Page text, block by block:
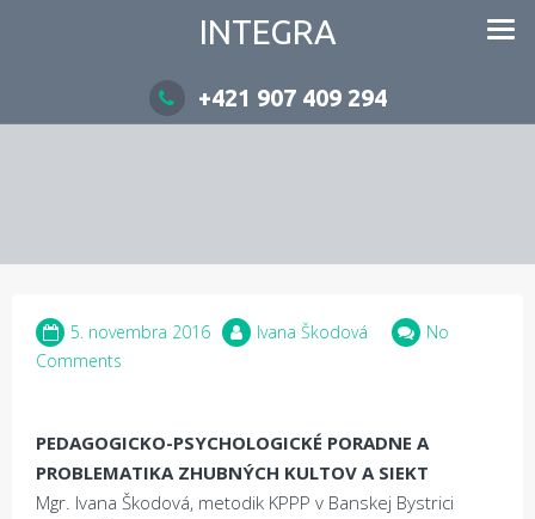
INTEGRA
+421 907 409 294
5. novembra 2016 Ivana Škodová
No
Comments
PEDAGOGICKO-PSYCHOLOGICKÉ PORADNE A
PROBLEMATIKA ZHUBNÝCH KULTOV A SIEKT
Mgr. Ivana Škodová, metodik KPPP v Banskej Bystrici